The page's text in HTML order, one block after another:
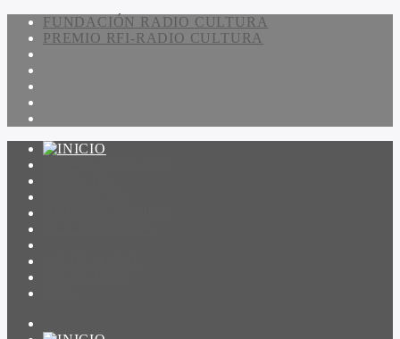
FUNDACIÓN RADIO CULTURA
PREMIO RFI-RADIO CULTURA